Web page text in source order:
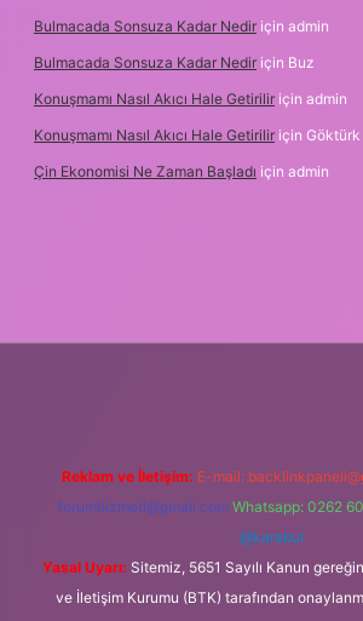
Bulmacada Sonsuza Kadar Nedir için admin
Bulmacada Sonsuza Kadar Nedir için Buz
Konuşmamı Nasıl Akıcı Hale Getirilir için admin
Konuşmamı Nasıl Akıcı Hale Getirilir için Göktürk
Çin Ekonomisi Ne Zaman Başladı için admin
Reklam ve İletişim: E-mail:
forumhizmeti@gmail.com Whatsapp: 0262
@karabul
Yasal Uyarı: Sitemiz, 5651 Sayılı Kanun
ve İletişim Kurumu (BTK) tarafından